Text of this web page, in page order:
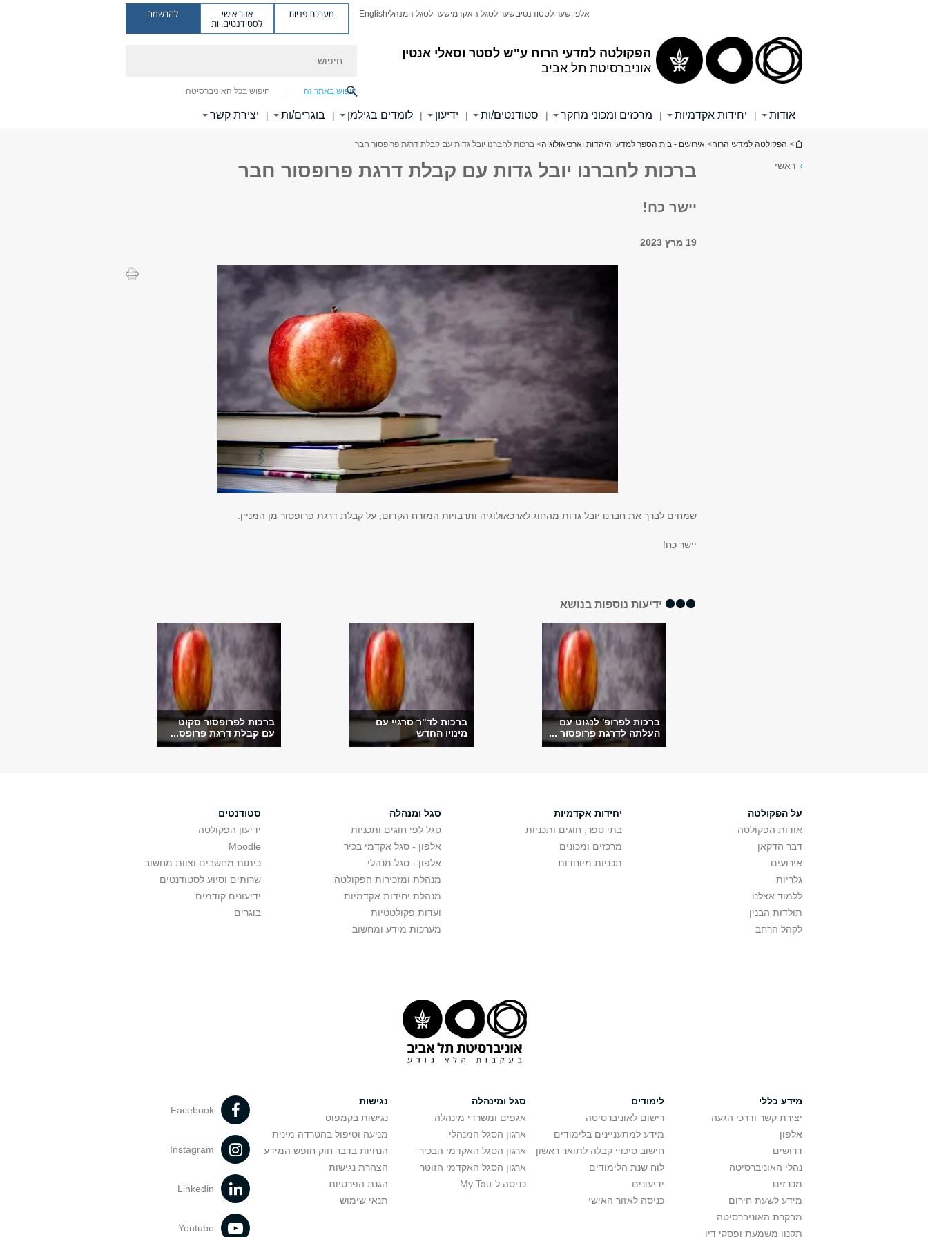
הפקולטה למדעי הרוח ע"ש לסטר וסאלי אנטין
אוניברסיטת תל אביב
אלפוןשער לסטודנטיםשער לסגל האקדמישער לסגל המנהליEnglish מערכת פניות אזור אישי
לסטודנטים.יות
להרשמה
חיפוש באתר זה חיפוש בכל האוניברסיטה
אודות | יחידות אקדמיות | מרכזים ומכוני מחקר | סטודנטים/ות | ידיעון | לומדים בגילמן | בוגרים/ות | יצירת קשר
הינך נמצא כאן
> הפקולטה למדעי הרוח> אירועים - בית הספר למדעי היהדות וארכיאולוגיה> ברכות לחברנו יובל גדות עם קבלת דרגת פרופסור חבר
ראשי ברכות לחברנו יובל גדות עם קבלת דרגת פרופסור חבר
יישר כח!
19 מרץ 2023
שמחים לברך את חברנו יובל גדות מהחוג לארכאולוגיה ותרבויות המזרח הקדום, על קבלת דרגת פרופסור מן המניין.
יישר כח!
ידיעות נוספות בנושא
ברכות לפרופ' לנגוט עם
העלתה לדרגת פרופסור ...
ברכות לד"ר סרגיי עם
מינויו החדש
ברכות לפרופסור סקוט
עם קבלת דרגת פרופס...
על הפקולטה
אודות הפקולטה
דבר הדקאן
אירועים
גלריות
ללמוד אצלנו
תולדות הבנין
לקהל הרחב
יחידות אקדמיות
בתי ספר, חוגים ותכניות
מרכזים ומכונים
תכניות מיוחדות
סגל ומנהלה
סגל לפי חוגים ותכניות
אלפון - סגל אקדמי בכיר
אלפון - סגל מנהלי
מנהלת ומזכירות הפקולטה
מנהלת יחידות אקדמיות
ועדות פקולטטיות
מערכות מידע ומחשוב
סטודנטים
ידיעון הפקולטה
Moodle
כיתות מחשבים וצוות מחשוב
שרותים וסיוע לסטודנטים
ידיעונים קודמים
בוגרים
מידע כללי
יצירת קשר ודרכי הגעה
אלפון
דרושים
נהלי האוניברסיטה
מכרזים
מידע לשעת חירום
מבקרת האוניברסיטה
תקנון משמעת ופסקי דין
לימודים
רישום לאוניברסיטה
מידע למתעניינים בלימודים
חישוב סיכויי קבלה לתואר ראשון
לוח שנת הלימודים
ידיעונים
כניסה לאזור האישי
סגל ומינהלה
אגפים ומשרדי מינהלה
ארגון הסגל המנהלי
ארגון הסגל האקדמי הבכיר
ארגון הסגל האקדמי הזוטר
כניסה ל-My Tau
נגישות
נגישות בקמפוס
מניעה וטיפול בהטרדה מינית
הנחיות בדבר חוק חופש המידע
הצהרת נגישות
הגנת הפרטיות
תנאי שימוש
Facebook
Instagram
Linkedin
Youtube